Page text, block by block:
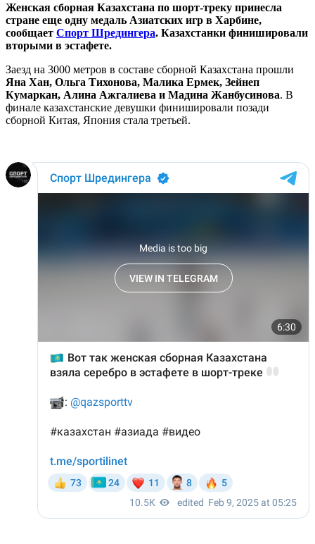
Женская сборная Казахстана по шорт-треку принесла
стране еще одну медаль Азиатских игр в Харбине,
сообщает Спорт Шредингера. Казахстанки финишировали
вторыми в эстафете.
Заезд на 3000 метров в составе сборной Казахстана прошли
Яна Хан, Ольга Тихонова, Малика Ермек, Зейнеп
Кумаркан, Алина Ажгалиева и Мадина Жанбусинова. В
финале казахстанские девушки финишировали позади
сборной Китая, Япония стала третьей.